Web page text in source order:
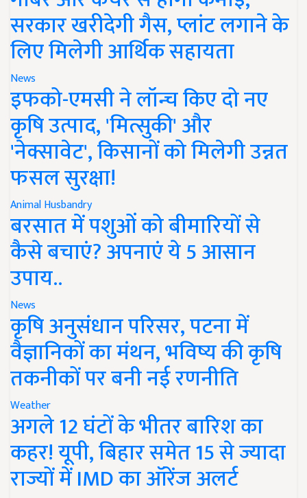
सरकार खरीदेगी गैस, प्लांट लगाने के
लिए मिलेगी आर्थिक सहायता
News
इफको-एमसी ने लॉन्च किए दो नए
कृषि उत्पाद, 'मित्सुकी' और
'नेक्सावेट', किसानों को मिलेगी उन्नत
फसल सुरक्षा!
Animal Husbandry
बरसात में पशुओं को बीमारियों से
कैसे बचाएं? अपनाएं ये 5 आसान
उपाय..
News
कृषि अनुसंधान परिसर, पटना में
वैज्ञानिकों का मंथन, भविष्य की कृषि
तकनीकों पर बनी नई रणनीति
Weather
अगले 12 घंटों के भीतर बारिश का
कहर! यूपी, बिहार समेत 15 से ज्यादा
राज्यों में IMD का ऑरेंज अलर्ट